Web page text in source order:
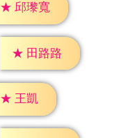
★ 邱瓈寬
★ 田路路
★ 王凱